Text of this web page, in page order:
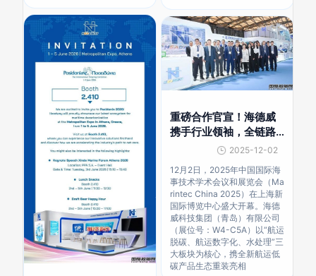
重磅合作官宣！海德威
携手行业领袖，全链路
方案引领低碳航运新范
2025-12-02
12月2日，2025年中国国际海
事技术学术会议和展览会（Ma
rintec China 2025）在上海新
国际博览中心盛大开幕。海德
威科技集团（青岛）有限公司
（展位号：W4-C5A）以“航运
脱碳、航运数字化、水处理”三
大板块为核心，携全新航运低
碳产品生态重装亮相